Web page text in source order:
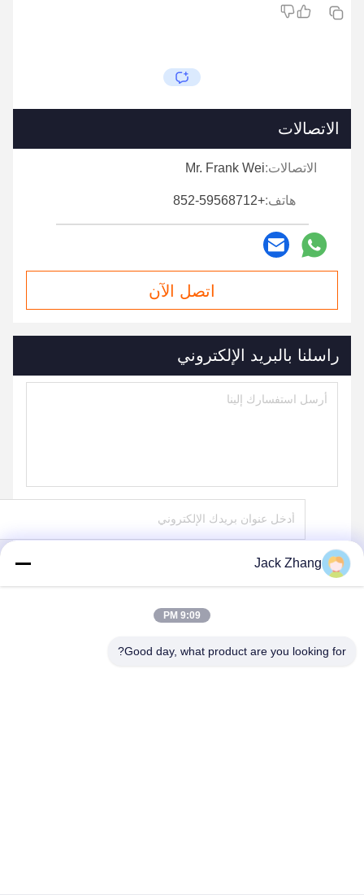
الاتصالات
الاتصالات:Mr. Frank Wei
هاتف:+852-59568712
اتصل الآن
راسلنا بالبريد الإلكتروني
Jack Zhang
9:09 PM
Good day, what product are you looking for?